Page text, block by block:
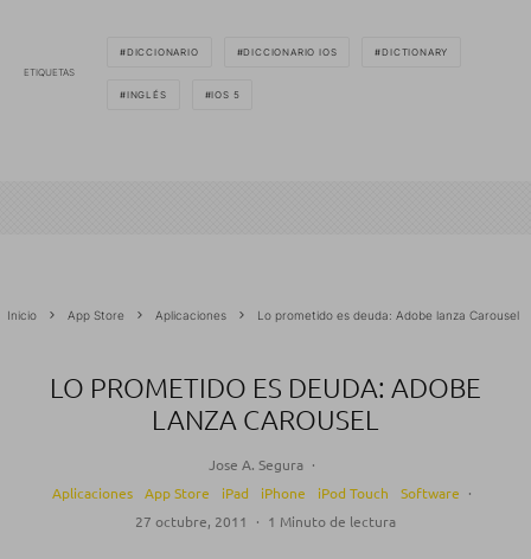
ETIQUETAS
DICCIONARIO DICCIONARIO IOS DICTIONARY
INGLÉS IOS 5
Inicio App Store Aplicaciones Lo prometido es deuda: Adobe lanza Carousel
LO PROMETIDO ES DEUDA: ADOBE
LANZA CAROUSEL
Jose A. Segura ·
Aplicaciones
App Store iPad iPhone iPod Touch Software ·
27 octubre, 2011
· 1 Minuto de lectura